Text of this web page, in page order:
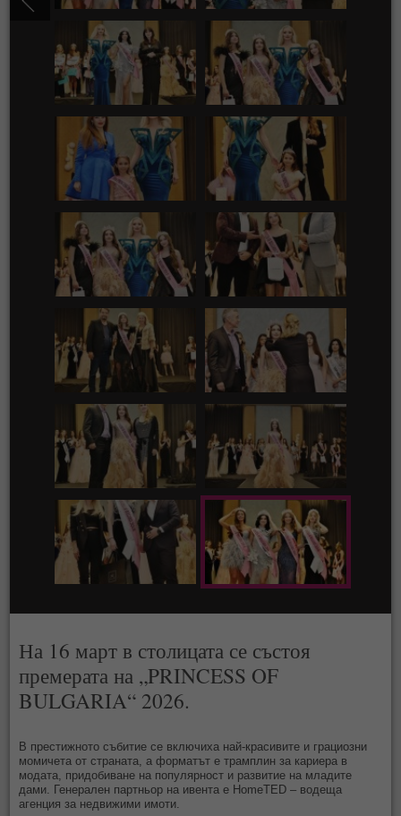
На 16 март в столицата се състоя
премерата на „PRINCESS OF
BULGARIA“ 2026.
В престижното събитие се включиха най-красивите и грациозни
момичета от страната, а форматът е трамплин за кариера в
модата, придобиване на популярност и развитие на младите
дами. Генерален партньор на ивента е HomeTED – водеща
aгенция за недвижими имоти.